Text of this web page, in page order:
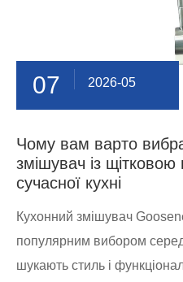
07 2026-05
Чому вам варто
змішувач із
сучасної кухні
Кухонний змішувач
популярним вибором
шукають стиль і